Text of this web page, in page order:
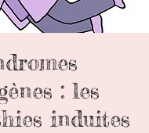
: les
induites